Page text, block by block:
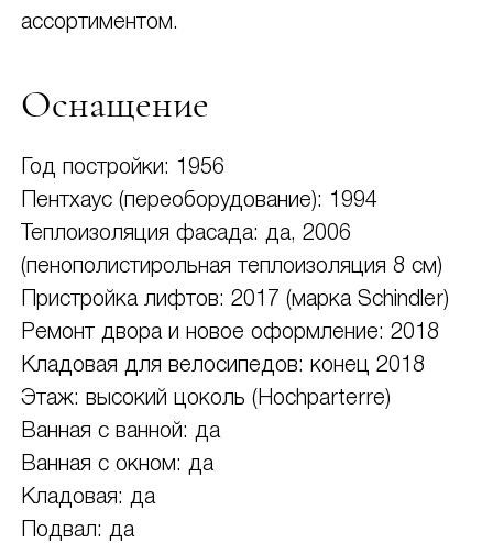
ассортиментом.
Оснащение
Год постройки: 1956
Пентхаус (переоборудование): 1994
Теплоизоляция фасада: да, 2006
(пенополистирольная теплоизоляция 8 см)
Пристройка лифтов: 2017 (марка Schindler)
Ремонт двора и новое оформление: 2018
Кладовая для велосипедов: конец 2018
Этаж: высокий цоколь (Hochparterre)
Ванная с ванной: да
Ванная с окном: да
Кладовая: да
Подвал: да